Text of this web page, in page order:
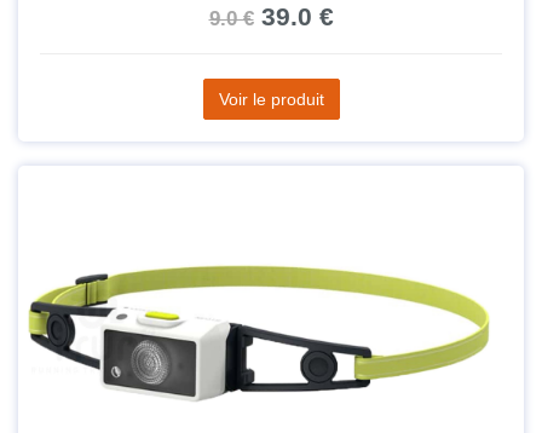
9.0 €39.0 €
Voir le produit